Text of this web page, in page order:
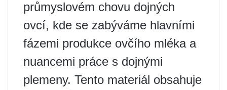
průmyslovém chovu dojných
ovcí, kde se zabýváme hlavními
fázemi produkce ovčího mléka a
nuancemi práce s dojnými
plemeny. Tento materiál obsahuje